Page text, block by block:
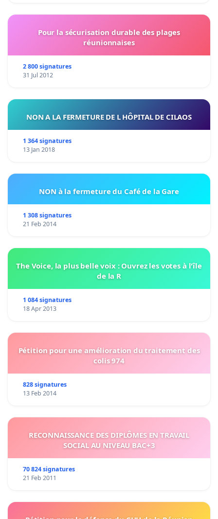
Pour la sécurisation durable des plages
réunionnaises
2 800 signatures
31 Jul 2012
NON A LA FERMETURE DE L HÔPITAL DE CILAOS
1 364 signatures
13 Jan 2018
NON à la fermeture du Café de la Gare
1 308 signatures
21 Feb 2014
The Voice, la plus belle voix : Ouvrez les votes à l'île
de la R
1 084 signatures
18 Apr 2013
Pétition pour une amélioration du traitement des
colis 974
828 signatures
13 Feb 2014
RECONNAISSANCE DES DIPLÔMES EN TRAVAIL
SOCIAL AU NIVEAU BAC+3
70 824 signatures
21 Feb 2011